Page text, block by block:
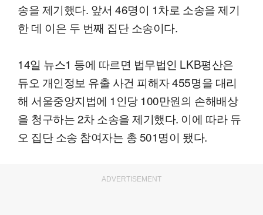
송을 제기했다. 앞서 46명이 1차로 소송을 제기
한 데 이은 두 번째 집단 소송이다.
14일 뉴스1 등에 따르면 법무법인 LKB평산은
듀오 개인정보 유출 사건 피해자 455명을 대리
해 서울중앙지법에 1인당 100만원의 손해배상
을 청구하는 2차 소송을 제기했다. 이에 따라 듀
오 집단 소송 참여자는 총 501명이 됐다.
ADVERTISEMENT